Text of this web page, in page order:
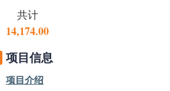
共计
14,174.00
项目信息
项目介绍